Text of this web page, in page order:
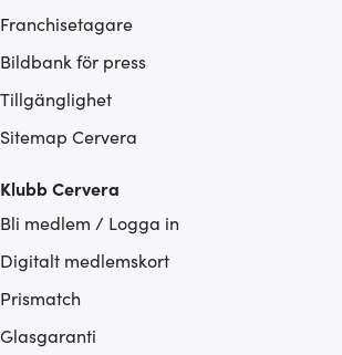
Franchisetagare
Bildbank för press
Tillgänglighet
Sitemap Cervera
Klubb Cervera
Bli medlem / Logga in
Digitalt medlemskort
Prismatch
Glasgaranti